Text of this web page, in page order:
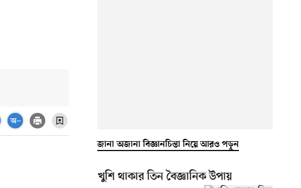
জানা অজানা বিজ্ঞানচিন্তা নিয়ে আরও পড়ুন
খুশি থাকার তিন বৈজ্ঞানিক উপায়